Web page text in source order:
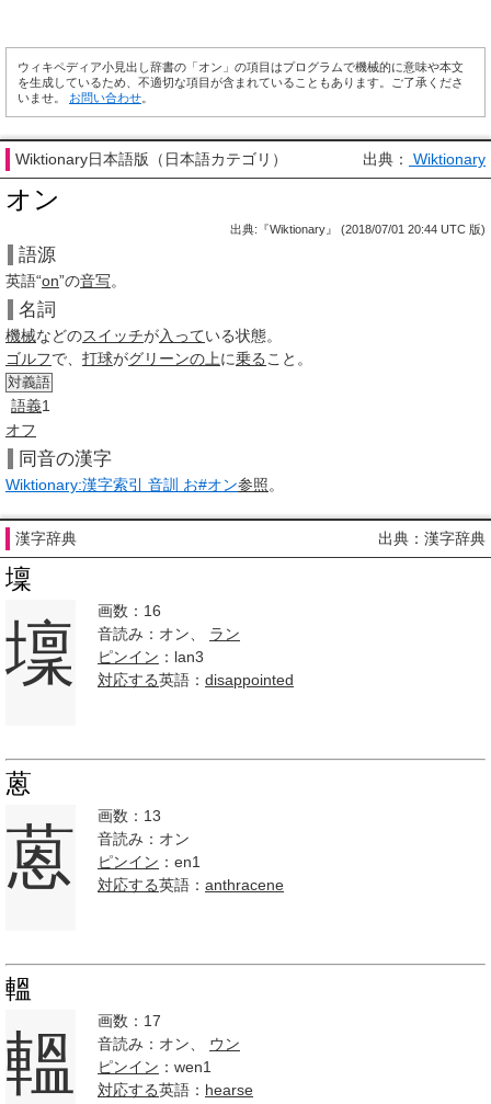
ウィキペディア小見出し辞書の「オン」の項目はプログラムで機械的に意味や本文
を生成しているため、不適切な項目が含まれていることもあります。ご了承くださ
いませ。 お問い合わせ
Wiktionary日本語版（日本語カテゴリ） 出典： Wiktionary
オン
出典:『Wiktionary』 (2018/07/01 20:44 UTC 版)
語源
英語“on”の音写。
名詞
機械などのスイッチが入っている状態。
ゴルフで、 打球がグリーンの上に乗ること。
対義語
語義1
オフ
同音の漢字
Wiktionary:漢字索引 音訓 お#オン参照。
漢字辞典 出典：漢字辞典
壈
壈
画数：16
音読み：オン、 ラン
ピンイン ：lan3
対応する英語： disappointed
蒽
蒽
画数：13
音読み：オン
ピンイン ：en1
対応する英語： anthracene
轀
轀
画数：17
音読み：オン、 ウン
ピンイン ：wen1
対応する英語： hearse